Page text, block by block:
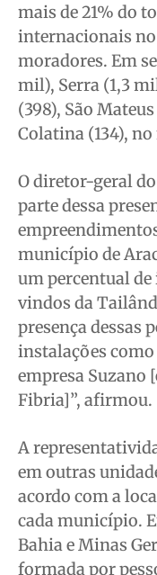
mais de 21% do
internacionais no
moradores. Em
mil), Serra (1,3
(398), São
Colatina (134),
O diretor-geral
parte dessa
município de
um percentual
vindos da
presença dessas
instalações como
empresa Suzano
Fibria]”, afirmou.
A
em outras
acordo com a
cada município.
Bahia e Minas
formada por